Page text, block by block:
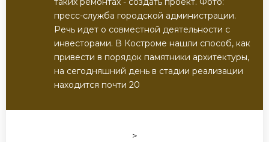
пресс-служба городской администрации.
Речь идет о совместной деятельности с
инвесторами. В Костроме нашли способ, как
привести в порядок памятники архитектуры,
на сегодняшний день в стадии реализации
находится почти 20
>